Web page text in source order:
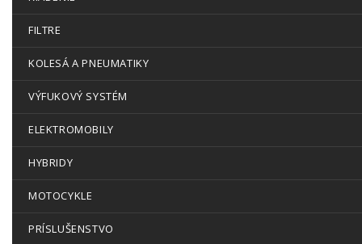
FILTRE
KOLESÁ A PNEUMATIKY
VÝFUKOVÝ SYSTÉM
ELEKTROMOBILY
HYBRIDY
MOTOCYKLE
PRÍSLUŠENSTVO